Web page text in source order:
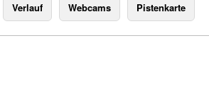
Verlauf Webcams Pistenkarte